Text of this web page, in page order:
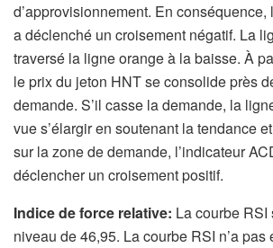
d’approvisionnement. En conséquence,
a déclenché un croisement négatif. La
traversé la ligne orange à la baisse. À
le prix du jeton HNT se consolide près
demande. S’il casse la demande, la
vue s’élargir en soutenant la tendance
sur la zone de demande, l’indicateur
déclencher un croisement positif.
Indice de force relative: La courbe
niveau de 46,95. La courbe RSI n’a